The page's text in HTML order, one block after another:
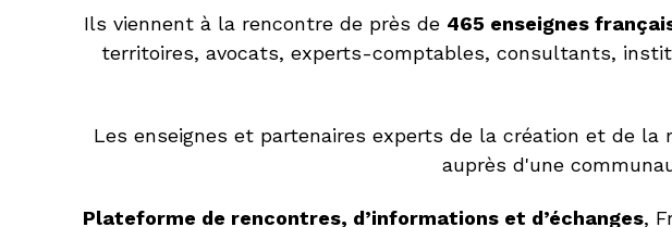
Ils viennent à la rencontre de près de 465 enseignes
territoires, avocats, experts-comptables, consultants,
Les enseignes et partenaires experts de la création et de
auprès d'une
Plateforme de rencontres, d’informations et d’échanges,